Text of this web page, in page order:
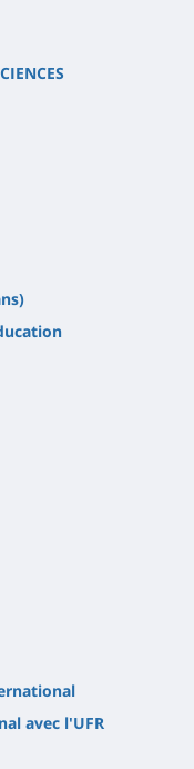
avec l'UFR